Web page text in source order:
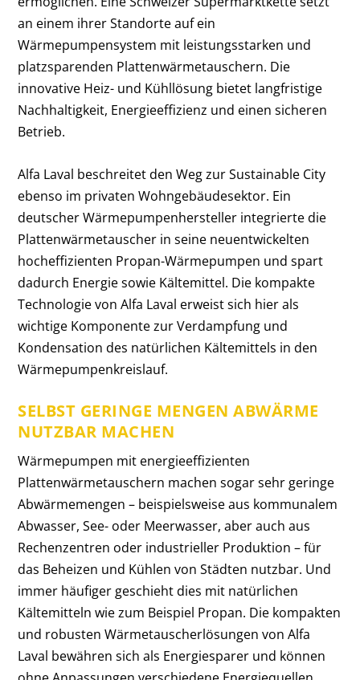
an einem ihrer Standorte auf ein
Wärmepumpensystem mit leistungsstarken und
platzsparenden Plattenwärmetauschern. Die
innovative Heiz- und Kühllösung bietet langfristige
Nachhaltigkeit, Energieeffizienz und einen sicheren
Betrieb.
Alfa Laval beschreitet den Weg zur Sustainable City
ebenso im privaten Wohngebäudesektor. Ein
deutscher Wärmepumpenhersteller integrierte die
Plattenwärmetauscher in seine neuentwickelten
hocheffizienten Propan-Wärmepumpen und spart
dadurch Energie sowie Kältemittel. Die kompakte
Technologie von Alfa Laval erweist sich hier als
wichtige Komponente zur Verdampfung und
Kondensation des natürlichen Kältemittels in den
Wärmepumpenkreislauf.
SELBST GERINGE MENGEN ABWÄRME
NUTZBAR MACHEN
Wärmepumpen mit energieeffizienten
Plattenwärmetauschern machen sogar sehr geringe
Abwärmemengen – beispielsweise aus kommunalem
Abwasser, See- oder Meerwasser, aber auch aus
Rechenzentren oder industrieller Produktion – für
das Beheizen und Kühlen von Städten nutzbar. Und
immer häufiger geschieht dies mit natürlichen
Kältemitteln wie zum Beispiel Propan. Die kompakten
und robusten Wärmetauscherlösungen von Alfa
Laval bewähren sich als Energiesparer und können